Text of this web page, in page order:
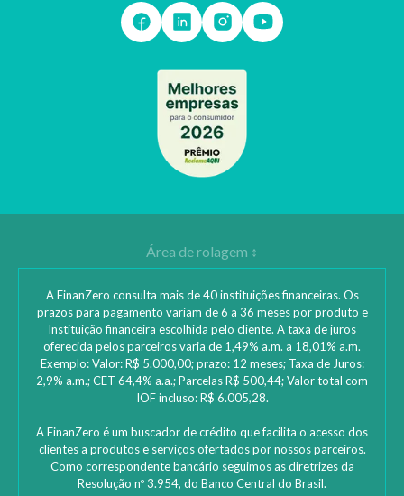
A FinanZero consulta mais de 40 instituições financeiras. Os
prazos para pagamento variam de 6 a 36 meses por produto e
Instituição financeira escolhida pelo cliente. A taxa de juros
oferecida pelos parceiros varia de 1,49% a.m. a 18,01% a.m.
Exemplo: Valor: R$ 5.000,00; prazo: 12 meses; Taxa de Juros:
2,9% a.m.; CET 64,4% a.a.; Parcelas R$ 500,44; Valor total com
IOF incluso: R$ 6.005,28.
A FinanZero é um buscador de crédito que facilita o acesso dos
clientes a produtos e serviços ofertados por nossos parceiros.
Como correspondente bancário seguimos as diretrizes da
Resolução nº 3.954, do Banco Central do Brasil.